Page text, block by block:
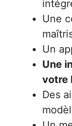
Une
Un
Une
votre
Des